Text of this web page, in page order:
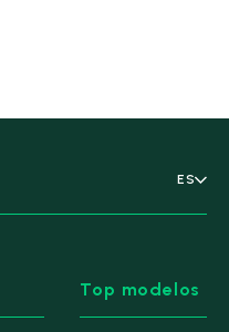
ES
Top modelos